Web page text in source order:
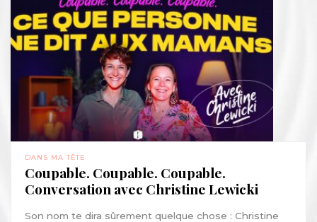
DANS MA TÊTE
Coupable. Coupable. Coupable.
Conversation avec Christine Lewicki
Son nom te dira sûrement quelque chose : Christine